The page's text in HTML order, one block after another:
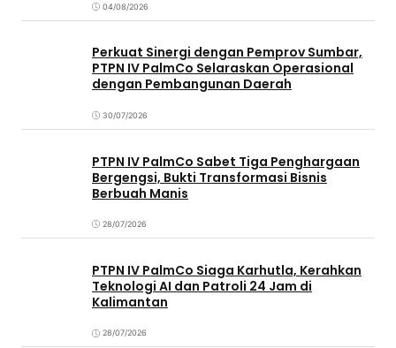
04/08/2026
Perkuat Sinergi dengan Pemprov Sumbar,
PTPN IV PalmCo Selaraskan Operasional
dengan Pembangunan Daerah
30/07/2026
PTPN IV PalmCo Sabet Tiga Penghargaan
Bergengsi, Bukti Transformasi Bisnis
Berbuah Manis
28/07/2026
PTPN IV PalmCo Siaga Karhutla, Kerahkan
Teknologi AI dan Patroli 24 Jam di
Kalimantan
28/07/2026